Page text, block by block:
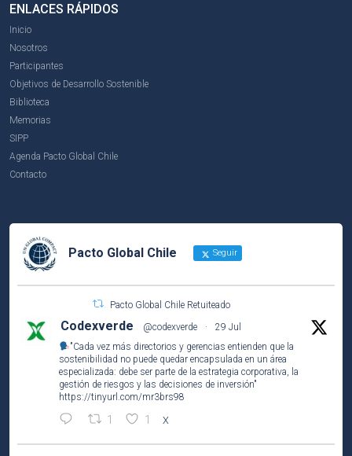
ENLACES RÁPIDOS
Inicio
Nosotros
Participantes
Objetivos de Desarrollo Sostenible
Biblioteca
Memorias
SIPP
Agenda Pacto Global Chile
Contacto
Pacto Global Chile Seguir
Pacto Global Chile Retuiteado
Codexverde @codexverde ·
29 Jul
"Cada vez más directorios y gerencias entienden que la
sostenibilidad no puede quedar encapsulada en un área
especializada: debe ser parte de la estrategia corporativa, la
gestión de riesgos y las decisiones de inversión"
https://tinyurl.com/mr3brs98
1 1 X